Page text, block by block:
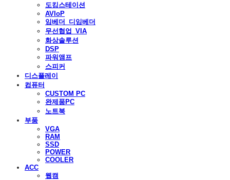
도킹스테이션
AVIoP
임베더_디임베더
무선협업_VIA
화상솔루션
DSP
파워앰프
스피커
디스플레이
컴퓨터
CUSTOM PC
완제품PC
노트북
부품
VGA
RAM
SSD
POWER
COOLER
ACC
웹캠